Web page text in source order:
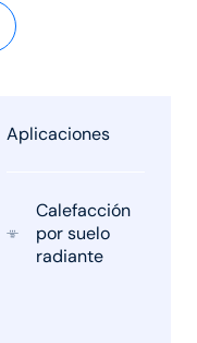
Aplicaciones
Calefacción
por suelo
radiante